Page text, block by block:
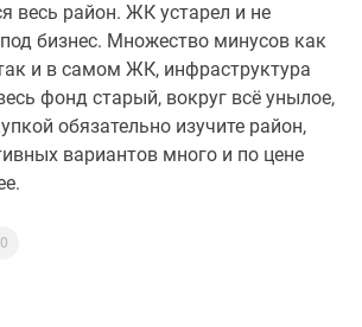
весь район. ЖК устарел и не
бизнес. Множество минусов как
и в самом ЖК, инфраструктура
фонд старый, вокруг всё унылое,
обязательно изучите район,
вариантов много и по цене
0